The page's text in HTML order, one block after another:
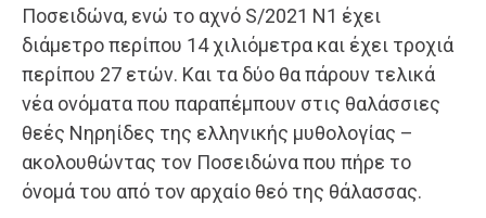
Ποσειδώνα, ενώ το αχνό S/2021 N1 έχει
διάμετρο περίπου 14 χιλιόμετρα και έχει τροχιά
περίπου 27 ετών. Και τα δύο θα πάρουν τελικά
νέα ονόματα που παραπέμπουν στις θαλάσσιες
θεές Νηρηίδες της ελληνικής μυθολογίας –
ακολουθώντας τον Ποσειδώνα που πήρε το
όνομά του από τον αρχαίο θεό της θάλασσας.